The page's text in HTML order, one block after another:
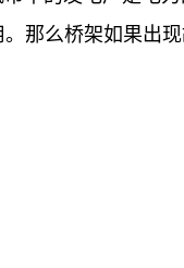
那么桥架如果出